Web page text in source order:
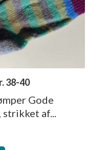
38-40
Gode
af...